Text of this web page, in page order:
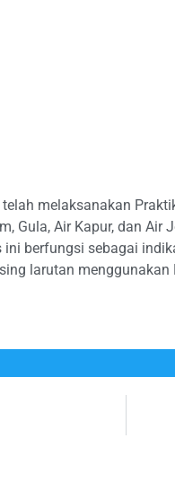
melaksanakan
Gula, Air Kapur, dan
berfungsi sebagai
larutan menggunakan